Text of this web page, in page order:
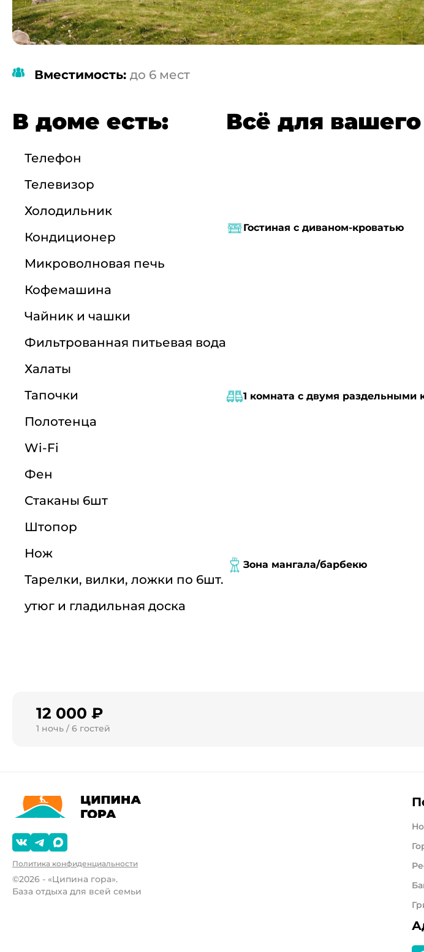
Вместимость: до 6 мест
В доме есть:
Телефон
Телевизор
Холодильник
Кондиционер
Микроволновая печь
Кофемашина
Чайник и чашки
Фильтрованная питьевая вода
Халаты
Тапочки
Полотенца
Wi-Fi
Фен
Стаканы 6шт
Штопор
Нож
Тарелки, вилки, ложки по 6шт.
утюг и гладильная доска
Всё для
Гостиная с диваном-кроватью
1 комната с двумя раздельными
Зона мангала/барбекю
12 000 ₽
1 ночь / 6 гостей
Политика конфиденциальности
©2026 - «Ципина гора».
База отдыха для всей семьи